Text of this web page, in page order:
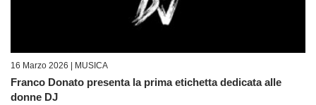
16 Marzo 2026 | MUSICA
Franco Donato presenta la prima etichetta dedicata alle
donne DJ